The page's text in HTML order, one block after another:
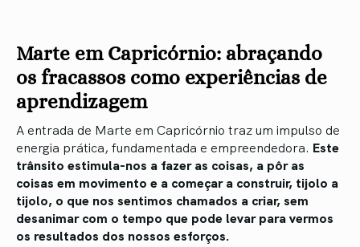
Marte em Capricórnio: abraçando
os fracassos como experiências de
aprendizagem
A entrada de Marte em Capricórnio traz um impulso de
energia prática, fundamentada e empreendedora. Este
trânsito estimula-nos a fazer as coisas, a pôr as
coisas em movimento e a começar a construir, tijolo a
tijolo, o que nos sentimos chamados a criar, sem
desanimar com o tempo que pode levar para vermos
os resultados dos nossos esforços.